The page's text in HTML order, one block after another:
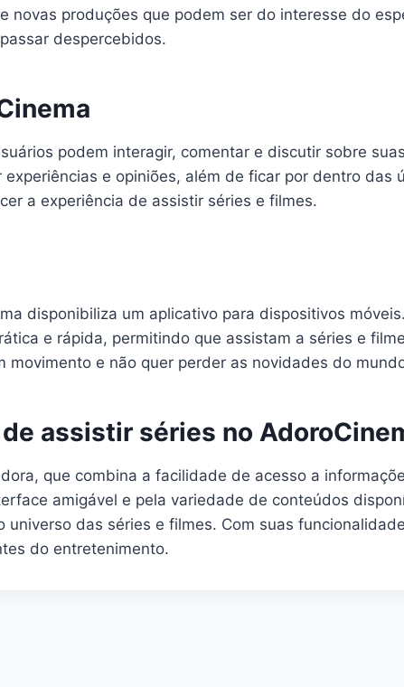
novas produções que podem ser do interesse do
despercebidos.
podem interagir, comentar e discutir sobre
e opiniões, além de ficar por dentro das
a experiência de assistir séries e filmes.
disponibiliza um aplicativo para dispositivos
e rápida, permitindo que assistam a séries e
e não quer perder as novidades do
assistir séries no
que combina a facilidade de acesso a
amigável e pela variedade de conteúdos
das séries e filmes. Com suas
do entretenimento.